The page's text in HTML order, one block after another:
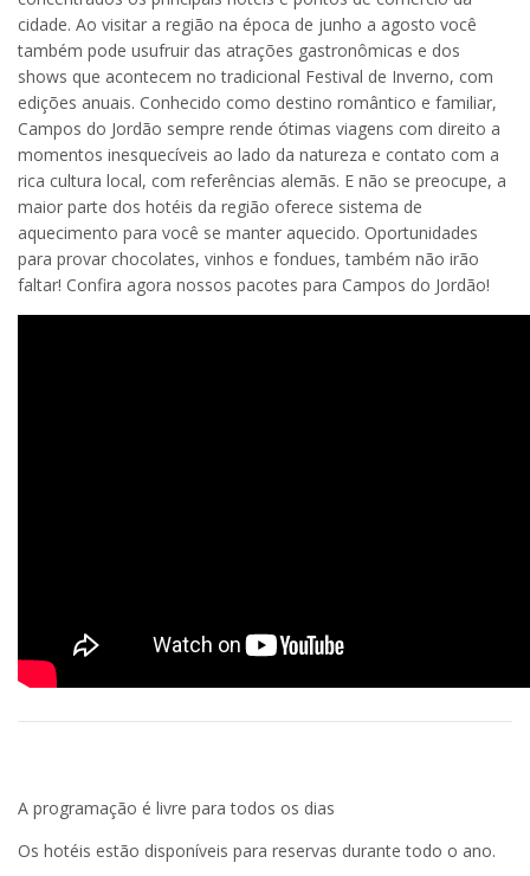
cidade. Ao visitar a região na época de junho a agosto você
também pode usufruir das atrações gastronômicas e dos
shows que acontecem no tradicional Festival de Inverno, com
edições anuais. Conhecido como destino romântico e familiar,
Campos do Jordão sempre rende ótimas viagens com direito a
momentos inesquecíveis ao lado da natureza e contato com a
rica cultura local, com referências alemãs. E não se preocupe, a
maior parte dos hotéis da região oferece sistema de
aquecimento para você se manter aquecido. Oportunidades
para provar chocolates, vinhos e fondues, também não irão
faltar! Confira agora nossos pacotes para Campos do Jordão!
A programação é livre para todos os dias
Os hotéis estão disponíveis para reservas durante todo o ano.